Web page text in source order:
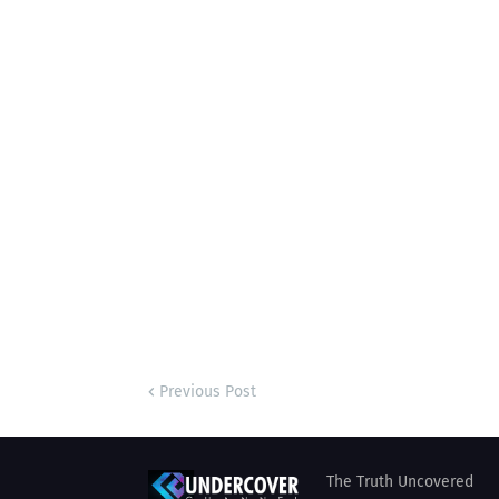
Previous Post
The Truth Uncovered